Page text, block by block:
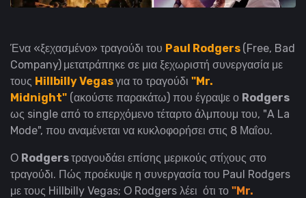
Ένα «ξεχασμένο» τραγούδι του Paul Rodgers (Free, Bad
Company) μετατράπηκε σε μια ξεχωριστή συνεργασία με
τους Hillbilly Vegasγια το τραγούδι "Mr.
Midnight" (ακούστε παρακάτω) που έγραψε ο Rodgers
ως single από το επερχόμενο τέταρτο άλμπουμ του, "A La
Mode", που αναμένεται να κυκλοφορήσει στις 8 Μαΐου.
Ο Rodgersτραγουδάει επίσης μερικούς στίχους στο
τραγούδι. Πώς προέκυψε η συνεργασία του Paul Rodgers
με τους Hillbilly Vegas; Ο Rodgers λέει ότι το "Mr.